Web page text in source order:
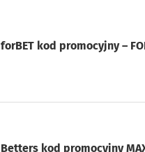
forBET kod promocyjny –
Betters kod promocyjny